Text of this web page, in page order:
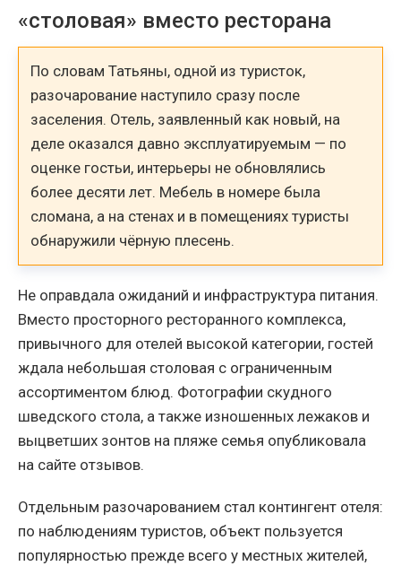
«столовая» вместо ресторана
По словам Татьяны, одной из туристок,
разочарование наступило сразу после
заселения. Отель, заявленный как новый, на
деле оказался давно эксплуатируемым — по
оценке гостьи, интерьеры не обновлялись
более десяти лет. Мебель в номере была
сломана, а на стенах и в помещениях туристы
обнаружили чёрную плесень.
Не оправдала ожиданий и инфраструктура питания.
Вместо просторного ресторанного комплекса,
привычного для отелей высокой категории, гостей
ждала небольшая столовая с ограниченным
ассортиментом блюд. Фотографии скудного
шведского стола, а также изношенных лежаков и
выцветших зонтов на пляже семья опубликовала
на сайте отзывов.
Отдельным разочарованием стал контингент отеля:
по наблюдениям туристов, объект пользуется
популярностью прежде всего у местных жителей,